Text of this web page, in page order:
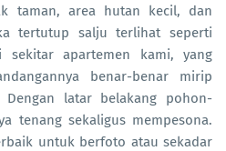
taman, area hutan kecil, dan
tertutup salju terlihat seperti
apartemen kami, yang
benar-benar mirip
latar belakang pohon-
tenang sekaligus mempesona.
untuk berfoto atau sekadar